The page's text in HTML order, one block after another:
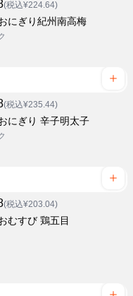
(税込¥224.64)
にぎり紀州南高梅
(税込¥235.44)
にぎり 辛子明太子
(税込¥203.04)
むすび 鶏五目